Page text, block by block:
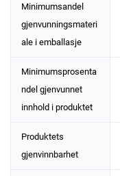
Minimumsandel
gjenvunningsmateri
ale i emballasje
Minimumsprosenta
ndel gjenvunnet
innhold i produktet
Produktets
gjenvinnbarhet